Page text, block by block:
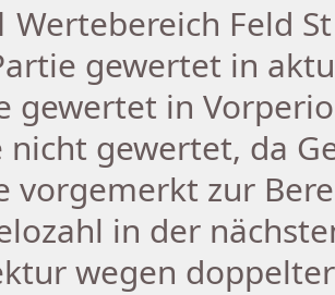
Wertebereich Feld
gewertet in
gewertet in
nicht gewertet, da
vorgemerkt zur
in der
wegen